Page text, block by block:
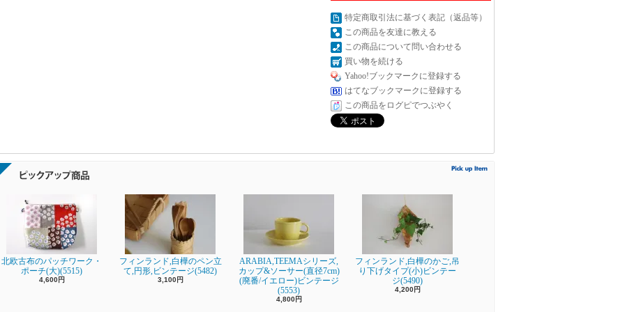
特定商取引法に基づく表記（返品等）
この商品を友達に教える
この商品について問い合わせる
買い物を続ける
Yahoo!ブックマークに登録する
はてなブックマークに登録する
この商品をログピでつぶやく
北欧古布のパッチワーク・
ポーチ(大)(5515)
4,600円
フィンランド,白樺のペン立
て,円形,ビンテージ(5482)
3,100円
ARABIA,TEEMAシリーズ,
カップ&ソーサー(直径7cm)
(廃番/イエロー)ビンテージ
(5553)
4,800円
フィンランド,白樺のかご,吊
り下げタイプ(小)ビンテー
ジ(5490)
4,200円